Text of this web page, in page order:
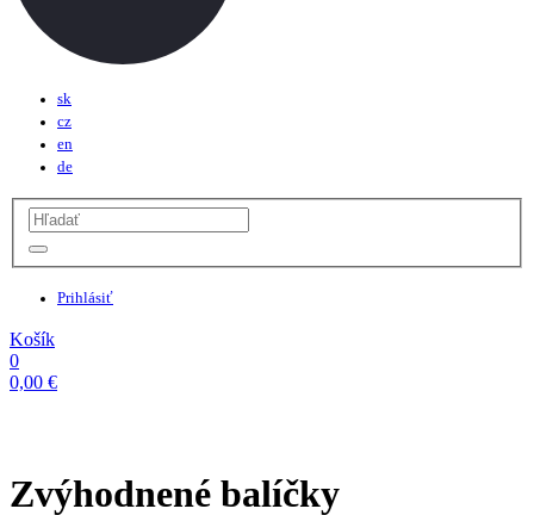
sk
cz
en
de
Prihlásiť
Košík
0
0,00 €
Zvýhodnené balíčky